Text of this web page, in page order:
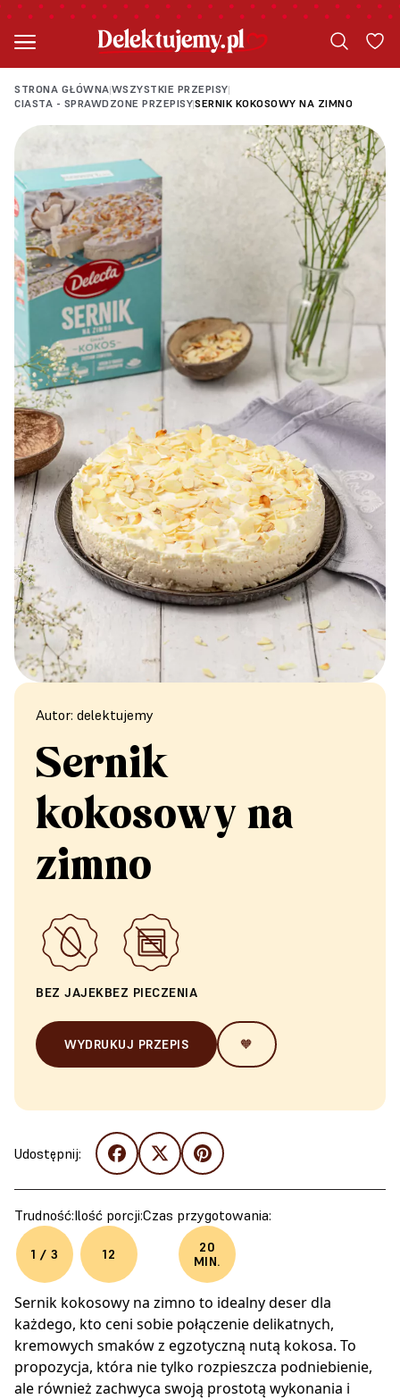
STRONA GŁÓWNA|WSZYSTKIE PRZEPISY|
CIASTA - SPRAWDZONE PRZEPISY|SERNIK KOKOSOWY NA ZIMNO
Autor: delektujemy
Sernik
kokosowy na
zimno
BEZ JAJEKBEZ PIECZENIA
WYDRUKUJ PRZEPIS 🧡
Udostępnij:
Trudność:
1 / 3
Ilość porcji:
12
Czas przygotowania:
20
MIN.
Sernik kokosowy na zimno to idealny deser dla
każdego, kto ceni sobie połączenie delikatnych,
kremowych smaków z egzotyczną nutą kokosa. To
propozycja, która nie tylko rozpieszcza podniebienie,
ale również zachwyca swoją prostotą wykonania i